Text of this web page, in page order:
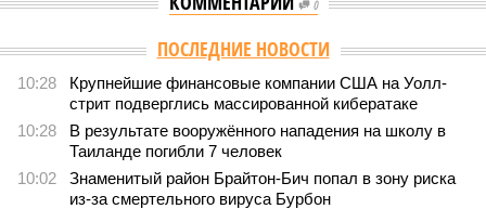
0
ПОСЛЕДНИЕ НОВОСТИ
10:28
Крупнейшие финансовые компании США на Уолл-
стрит подверглись массированной кибератаке
10:28
В результате вооружённого нападения на школу в
Таиланде погибли 7 человек
10:02
Знаменитый район Брайтон-Бич попал в зону риска
из-за смертельного вируса Бурбон